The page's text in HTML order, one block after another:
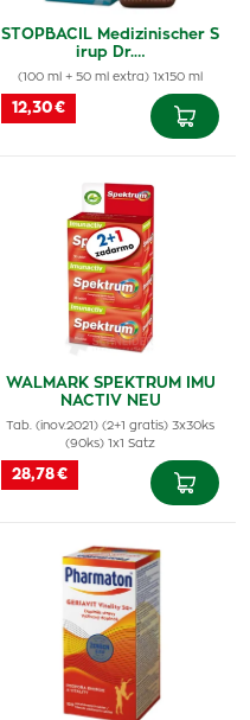
STOPBACIL Medizinischer S
irup Dr.…
(100 ml + 50 ml extra) 1x150 ml
12,30 €
WALMARK SPEKTRUM IMU
NACTIV NEU
Tab. (inov.2021) (2+1 gratis) 3x30ks
(90ks) 1x1 Satz
28,78 €